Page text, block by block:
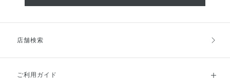
店舗検索
ご利用ガイド